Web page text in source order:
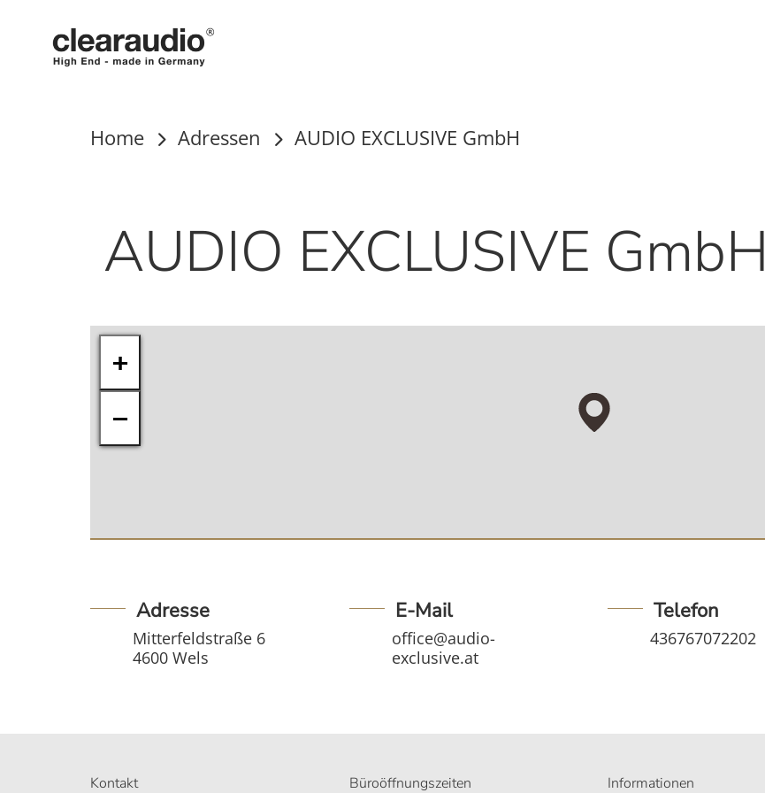
Home Adressen AUDIO EXCLUSIVE GmbH
AUDIO EXCLUSIVE GmbH
+
−
Adresse
Mitterfeldstraße 6
4600 Wels
E-Mail
office@audio-
exclusive.at
Telefon
436767072202
Kontakt Büroöffnungszeiten Informationen